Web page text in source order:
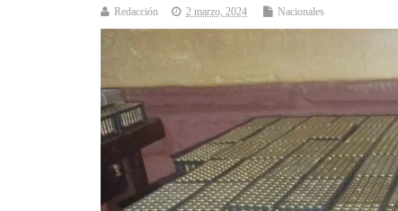
Redacción 2 marzo, 2024 Nacionales